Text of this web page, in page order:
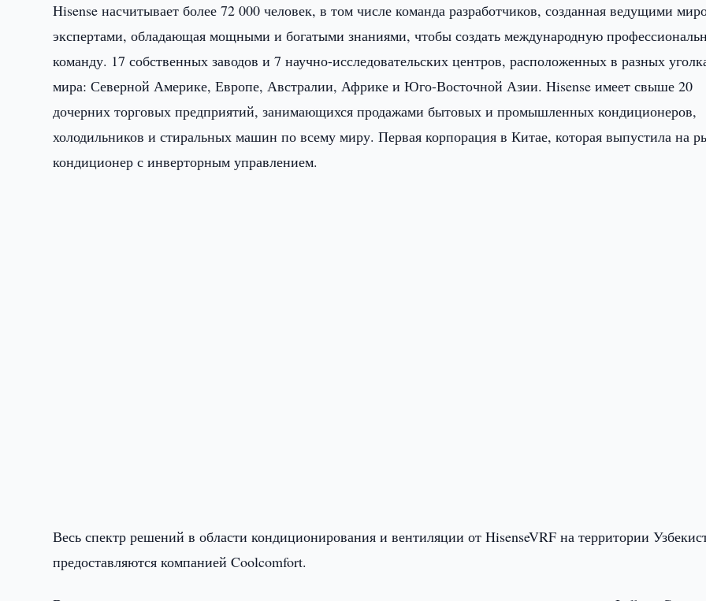
Hisense насчитывает более 72 000 человек, в том числе команда разработчиков, созданная ведущими
экспертами, обладающая мощными и богатыми знаниями, чтобы создать международную
команду. 17 собственных заводов и 7 научно-исследовательских центров, расположенных в разных
мира: Северной Америке, Европе, Австралии, Африке и Юго-Восточной Азии. Hisense имеет свыше 20
дочерних торговых предприятий, занимающихся продажами бытовых и промышленных кондиционеров,
холодильников и стиральных машин по всему миру. Первая корпорация в Китае, которая выпустила на
кондиционер с инверторным управлением.
Весь спектр решений в области кондиционирования и вентиляции от HisenseVRF на территории
предоставляются компанией Coolcomfort.